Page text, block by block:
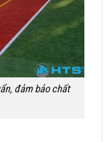
đảm bảo chất